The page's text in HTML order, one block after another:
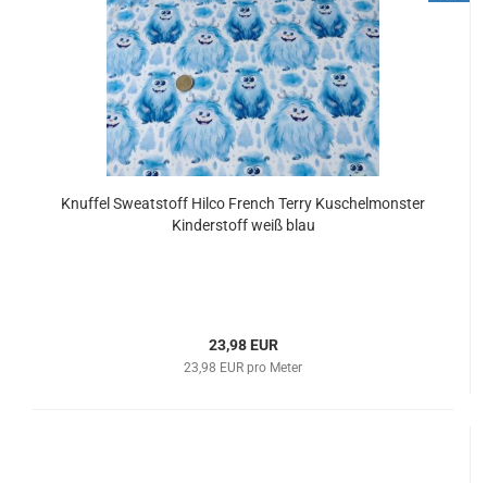
Knuffel Sweatstoff Hilco French Terry Kuschelmonster
Kinderstoff weiß blau
23,98 EUR
23,98 EUR pro Meter